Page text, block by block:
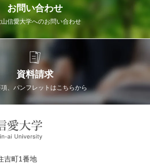
お問い合わせ
信愛大学へのお問い合わせ
資料請求
、パンフレットはこちらから
吉町1番地